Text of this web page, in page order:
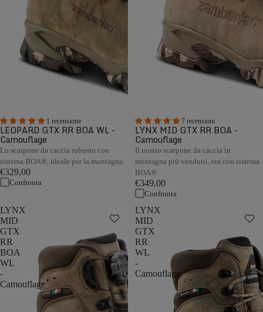
1 recensione
LEOPARD GTX RR BOA WL -
Camouflage
Lo scarpone da caccia robusto con
sistema BOA®, ideale per la montagna.
€329,00
Confronta
7 recensioni
LYNX MID GTX RR BOA -
Camouflage
Il nostro scarpone da caccia in
montagna più venduto, ora con sistema
BOA®
€349,00
Confronta
LYNX
MID
GTX
RR
BOA
WL
-
Camouflage
LYNX
MID
GTX
RR
WL
-
Camouflage